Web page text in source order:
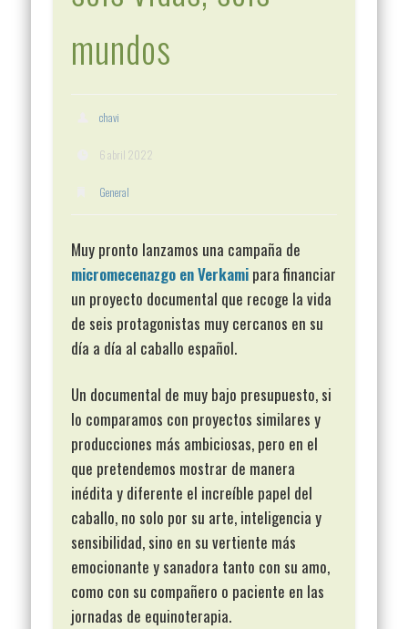
mundos
chavi
6 abril 2022
General
Muy pronto lanzamos una campaña de
micromecenazgo en Verkami para financiar
un proyecto documental que recoge la vida
de seis protagonistas muy cercanos en su
día a día al caballo español.
Un documental de muy bajo presupuesto, si
lo comparamos con proyectos similares y
producciones más ambiciosas, pero en el
que pretendemos mostrar de manera
inédita y diferente el increíble papel del
caballo, no solo por su arte, inteligencia y
sensibilidad, sino en su vertiente más
emocionante y sanadora tanto con su amo,
como con su compañero o paciente en las
jornadas de equinoterapia.